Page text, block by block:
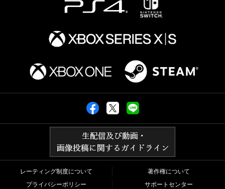
レーティング制度について
著作権について
プライバシーポリシー
サポートセンター